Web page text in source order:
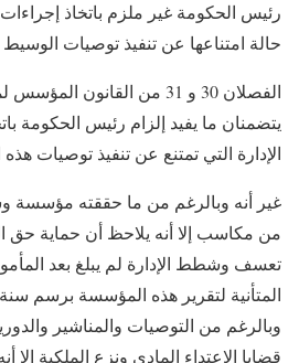
رئيس الحكومة غير ملزم باتخاذ
حالة امتناعها عن تنفيذ توصيات الوسيط
الفصلان 30 و 31 من القانون
يتضمنان ما يفيد إلزام رئيس الحكومة
الإدارة التي تمتنع عن تنفيذ توصيات
غير أنه وبالرغم من ما حققته مؤسسة
من مكاسب إلا أنه يلاحظ أن حماية حق
تعسف وشطط الإدارة لم يبلغ بعد
وبالرغم من التوصيات والمناشير
قضايا الاعتداء المادي ونزع الملكية إلا